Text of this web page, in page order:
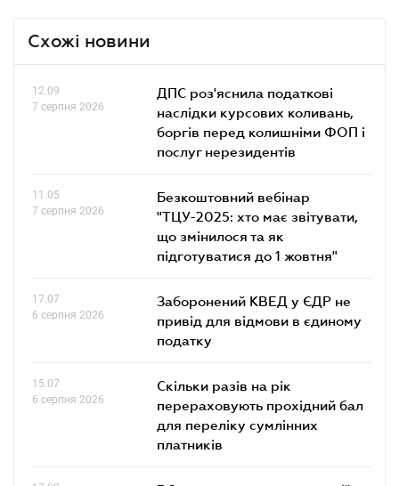
Схожі новини
12.09
7 серпня 2026
ДПС роз'яснила податкові
наслідки курсових коливань,
боргів перед колишніми ФОП і
послуг нерезидентів
11.05
7 серпня 2026
Безкоштовний вебінар
"ТЦУ-2025: хто має звітувати,
що змінилося та як
підготуватися до 1 жовтня"
17.07
6 серпня 2026
Заборонений КВЕД у ЄДР не
привід для відмови в єдиному
податку
15.07
6 серпня 2026
Скільки разів на рік
перераховують прохідний бал
для переліку сумлінних
платників